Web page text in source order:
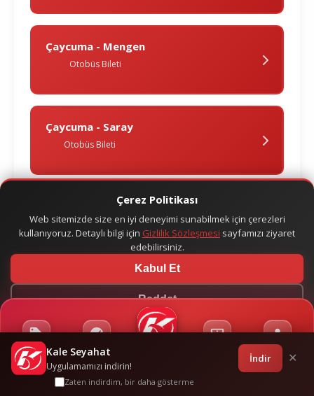
Çaycuma - Mengen
Otobüs Bileti
Çaycuma - Saray
Otobüs Bileti
Çaycuma - Si̇li̇vri̇
Otobüs Bileti
Çaycuma - Vi̇ze
Kampanyalar Sponsorluklar Giriş
Çerez Politikası
Web sitemizde size en iyi deneyimi sunabilmek için çerezleri
kullanıyoruz. Detaylı bilgi için Gizlilik Sözleşmesi sayfamızı ziyaret
edebilirsiniz.
Kabul Et
Reddet
Kale Seyahat
Uygulamamızı indirin!
İndir ✕
Zaten indirdim, bir daha gösterme